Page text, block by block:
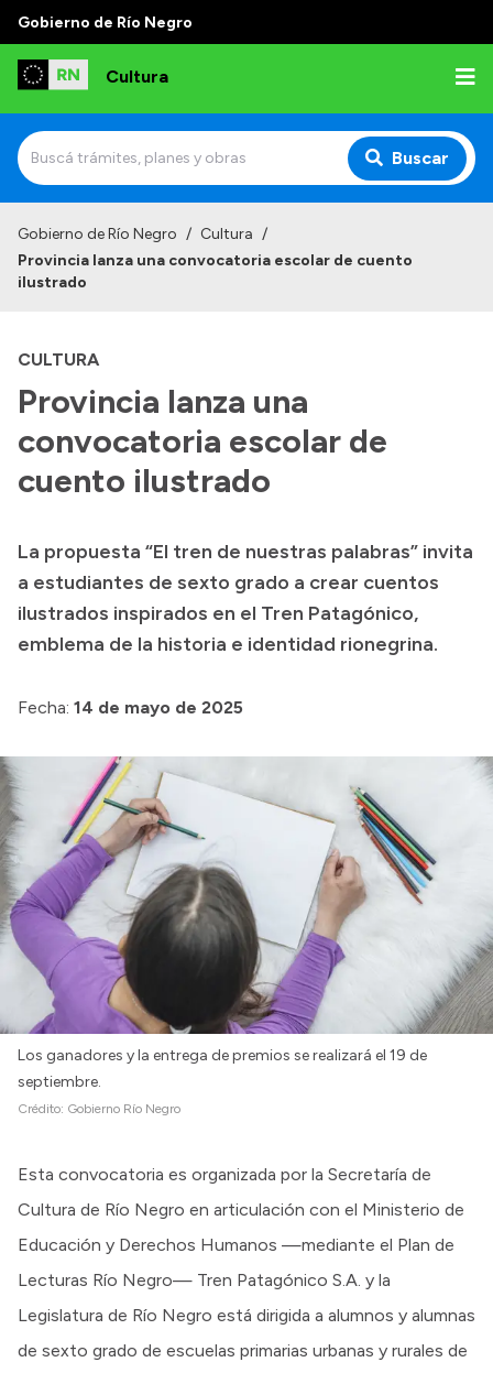
Gobierno de Río Negro
Cultura
Buscar
Institucional
Autoridades
Delegaciones
Normativa
Presupuesto
Boletín Oficial
Compras y licitaciones
Consulta de pago a proveedores
Intranet
Login
Gobierno de Río Negro / Cultura /
Provincia lanza una convocatoria escolar de cuento
ilustrado
CULTURA
Provincia lanza una
convocatoria escolar de
cuento ilustrado
La propuesta “El tren de nuestras palabras” invita
a estudiantes de sexto grado a crear cuentos
ilustrados inspirados en el Tren Patagónico,
emblema de la historia e identidad rionegrina.
Fecha: 14 de mayo de 2025
Los ganadores y la entrega de premios se realizará el 19 de
septiembre.
Crédito: Gobierno Río Negro
Esta convocatoria es organizada por la Secretaría de
Cultura de Río Negro en articulación con el Ministerio de
Educación y Derechos Humanos —mediante el Plan de
Lecturas Río Negro— Tren Patagónico S.A. y la
Legislatura de Río Negro está dirigida a alumnos y alumnas
de sexto grado de escuelas primarias urbanas y rurales de